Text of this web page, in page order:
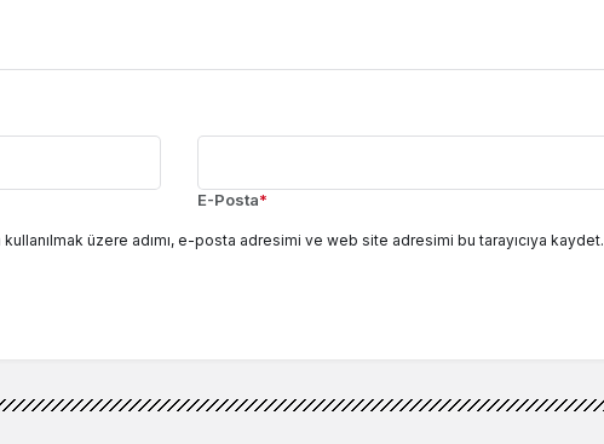
E-Posta*
üzere adımı, e-posta adresimi ve web site adresimi bu tarayıcıya kaydet.